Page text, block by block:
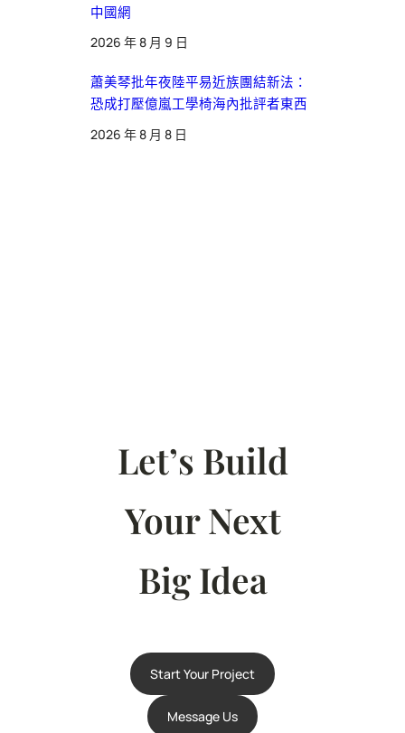
中國網
2026 年 8 月 9 日
蕭美琴批年夜陸平易近族團結新法：
恐成打壓億嵐工學椅海內批評者東西
2026 年 8 月 8 日
Let’s Build
Your Next
Big Idea
Start Your Project
Message Us